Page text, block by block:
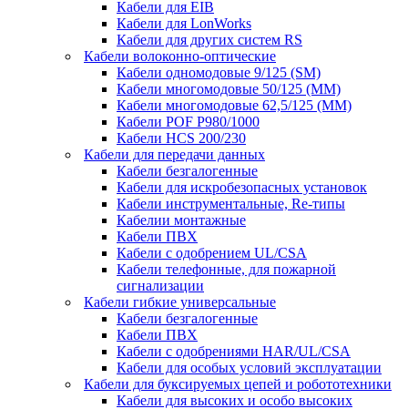
Кабели для EIB
Кабели для LonWorks
Кабели для других систем RS
Кабели волоконно-оптические
Кабели одномодовые 9/125 (SM)
Кабели многомодовые 50/125 (ММ)
Кабели многомодовые 62,5/125 (ММ)
Кабели POF P980/1000
Кабели HCS 200/230
Кабели для передачи данных
Кабели безгалогенные
Кабели для искробезопасных установок
Кабели инструментальные, Re-типы
Кабелии монтажные
Кабели ПВХ
Кабели с одобрением UL/CSA
Кабели телефонные, для пожарной
сигнализации
Кабели гибкие универсальные
Кабели безгалогенные
Кабели ПВХ
Кабели с одобрениями HAR/UL/CSA
Кабели для особых условий эксплуатации
Кабели для буксируемых цепей и робототехники
Кабели для высоких и особо высоких